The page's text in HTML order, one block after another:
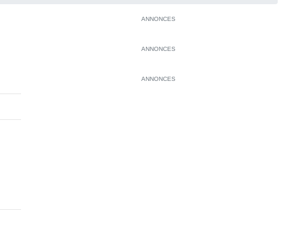
ANNONCES
ANNONCES
ANNONCES